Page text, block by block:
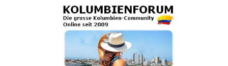
Kolumbienforum - Das
grosse Forum der
Freunde Kolumbiens
Reisen, Auswandern, Kultur, Politik, Geschichte und Visum in Kolumbien und Venezuela.
Austausch, Erfahrungen und Gemeinschaft im Kolumbienforum